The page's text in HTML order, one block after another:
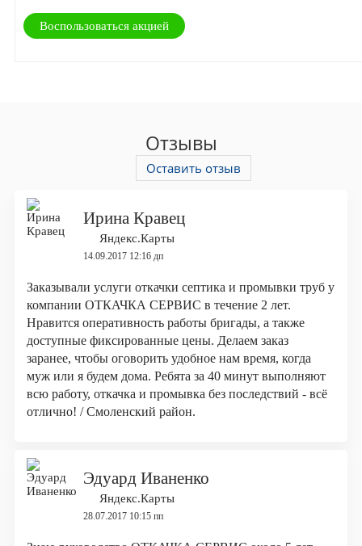
Воспользоваться акцией
Отзывы
Оставить отзыв
Ирина Кравец
Яндекс.Карты
14.09.2017 12:16 дп
Заказывали услуги откачки септика и промывки труб у
компании ОТКАЧКА СЕРВИС в течение 2 лет.
Нравится оперативность работы бригады, а также
доступные фиксированные цены. Делаем заказ
заранее, чтобы оговорить удобное нам время, когда
муж или я будем дома. Ребята за 40 минут выполняют
всю работу, откачка и промывка без последствий - всё
отлично! / Смоленский район.
Эдуард Иваненко
Яндекс.Карты
28.07.2017 10:15 пп